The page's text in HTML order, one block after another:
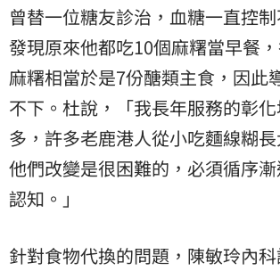
曾替一位糖友診治，血糖一直控
發現原來他都吃10個麻糬當早餐
麻糬相當於是7份醣類主食，因此
不下。杜說，「我長年服務的彰
多，許多老鹿港人從小吃麵線糊
他們改變是很困難的，必須循序
認知。」
針對食物代換的問題，陳敏玲內